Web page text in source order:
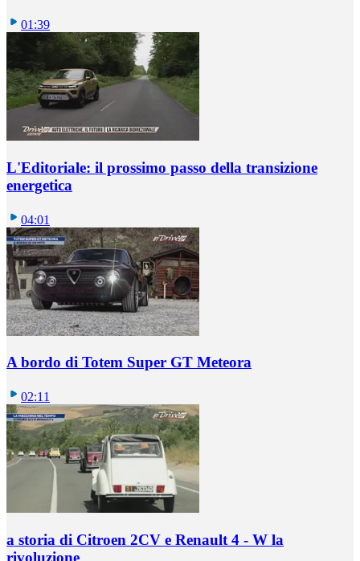
01:39
L'Editoriale: il prossimo passo della transizione
energetica
04:01
A bordo di Totem Super GT Meteora
02:11
a storia di Citroen 2CV e Renault 4 - W la
rivoluzione